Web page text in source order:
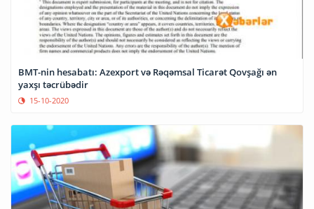
BMT-nin hesabatı: Azexport və Rəqəmsal Ticarət Qovşağı ən
yaxşı təcrübədir
15-10-2020